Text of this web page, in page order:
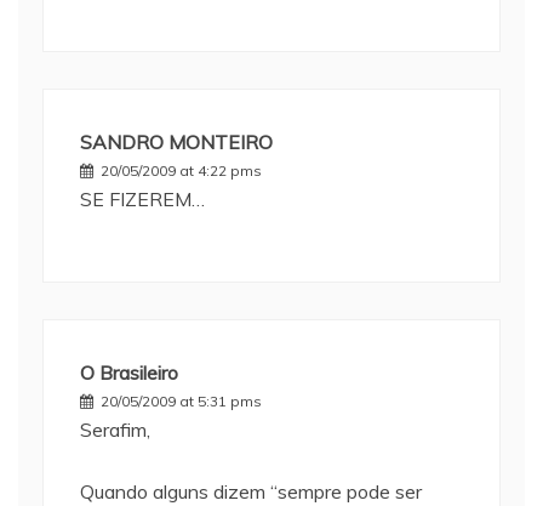
SANDRO MONTEIRO
20/05/2009 at 4:22 pms
SE FIZEREM…
O Brasileiro
20/05/2009 at 5:31 pms
Serafim,
Quando alguns dizem “sempre pode ser